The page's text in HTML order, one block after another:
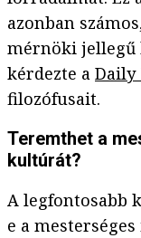
azonban
mérnöki jellegű
kérdezte a Daily
filozófusait.
Teremthet a
kultúrát?
A legfontosabb
e a